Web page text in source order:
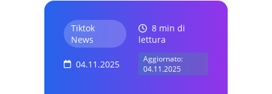
Tiktok
News
8 min di
lettura
04.11.2025
Aggiornato:
04.11.2025